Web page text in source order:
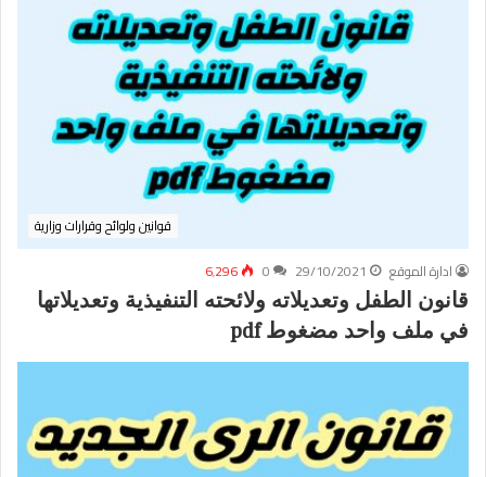
قوانين ولوائح وقرارات وزارية
ادارة الموقع
29/10/2021
0 6٬296
قانون الطفل وتعديلاته ولائحته التنفيذية وتعديلاتها
في ملف واحد مضغوط pdf